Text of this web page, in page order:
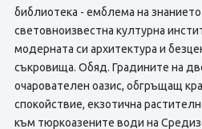
библиотека - емблема на знанието
световноизвестна културна
модерната си архитектура и
съкровища. Обяд. Градините на
очарователен оазис, обгръщащ
спокойствие, екзотична
към тюркоазените води на